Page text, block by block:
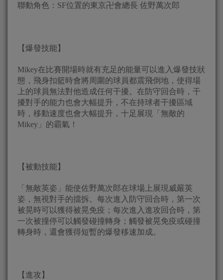
聯動角色：SF位置的東京卍會總長 佐野萬次郎
【爆發技能】
Mikey在比賽開場時就有充足的能量可以進入爆發技狀
態，飛身扣籃時會將周圍的球員都震飛倒地，使得場
上的球員無法對他造成任何干擾。在防守回合時，干
擾對手的能力也會大幅提升，不在持球者干擾區域
時，移動速度也會大幅提升，十足展現「無敵的
Mikey」的霸氣！
【被動技能】
「無敵英姿」能使佐野萬次郎在球場上展現威嚴英
姿，無視對手的擋拆。每次進入防守回合時，第一次
被晃時可以獲得被晃免疫；每次進入進攻回合時，第
一次被撞停可以觸發碰撞轉身；觸發被晃免疫或碰撞
轉身時，還會獲得短暫的爆發移速加成。
【進攻】